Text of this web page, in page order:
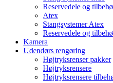
Reservedele og
Atex
Stangsystemer Atex
Reservedele og
Kamera
Udendørs rengøring
Højtryksrenser pakker
Højtryksrensere
Højtryksrensere